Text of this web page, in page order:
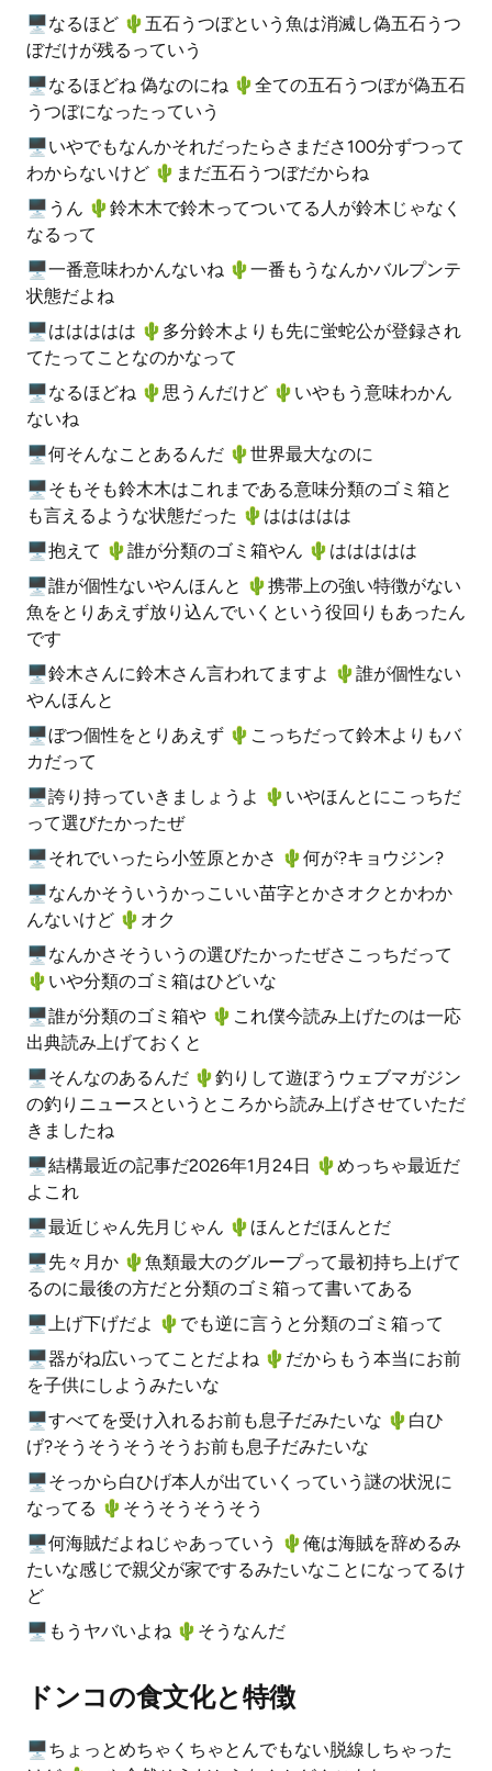
🖥なるほど 🌵️五石うつぼという魚は消滅し偽五石うつ
ぼだけが残るっていう
🖥なるほどね 偽なのにね 🌵️全ての五石うつぼが偽五石
うつぼになったっていう
🖥いやでもなんかそれだったらさまださ100分ずつって
わからないけど 🌵️まだ五石うつぼだからね
🖥うん 🌵️鈴木木で鈴木ってついてる人が鈴木じゃなく
なるって
🖥一番意味わかんないね 🌵️一番もうなんかバルプンテ
状態だよね
🖥ははははは 🌵️多分鈴木よりも先に蛍蛇公が登録され
てたってことなのかなって
🖥なるほどね 🌵️思うんだけど 🌵️いやもう意味わかん
ないね
🖥何そんなことあるんだ 🌵️世界最大なのに
🖥そもそも鈴木木はこれまである意味分類のゴミ箱と
も言えるような状態だった 🌵️ははははは
🖥抱えて 🌵️誰が分類のゴミ箱やん 🌵️ははははは
🖥誰が個性ないやんほんと 🌵️携帯上の強い特徴がない
魚をとりあえず放り込んでいくという役回りもあったん
です
🖥鈴木さんに鈴木さん言われてますよ 🌵️誰が個性ない
やんほんと
🖥ぼつ個性をとりあえず 🌵️こっちだって鈴木よりもバ
カだって
🖥誇り持っていきましょうよ 🌵️いやほんとにこっちだ
って選びたかったぜ
🖥それでいったら小笠原とかさ 🌵️何が?キョウジン?
🖥なんかそういうかっこいい苗字とかさオクとかわか
んないけど 🌵️オク
🖥なんかさそういうの選びたかったぜさこっちだって
🌵️いや分類のゴミ箱はひどいな
🖥誰が分類のゴミ箱や 🌵️これ僕今読み上げたのは一応
出典読み上げておくと
🖥そんなのあるんだ 🌵️釣りして遊ぼうウェブマガジン
の釣りニュースというところから読み上げさせていただ
きましたね
🖥結構最近の記事だ2026年1月24日 🌵️めっちゃ最近だ
よこれ
🖥最近じゃん先月じゃん 🌵️ほんとだほんとだ
🖥先々月か 🌵️魚類最大のグループって最初持ち上げて
るのに最後の方だと分類のゴミ箱って書いてある
🖥上げ下げだよ 🌵️でも逆に言うと分類のゴミ箱って
🖥器がね広いってことだよね 🌵️だからもう本当にお前
を子供にしようみたいな
🖥すべてを受け入れるお前も息子だみたいな 🌵️白ひ
げ?そうそうそうそうお前も息子だみたいな
🖥そっから白ひげ本人が出ていくっていう謎の状況に
なってる 🌵️そうそうそうそう
🖥何海賊だよねじゃあっていう 🌵️俺は海賊を辞めるみ
たいな感じで親父が家でするみたいなことになってるけ
ど
🖥もうヤバいよね 🌵️そうなんだ
ドンコの食文化と特徴
🖥ちょっとめちゃくちゃとんでもない脱線しちゃった